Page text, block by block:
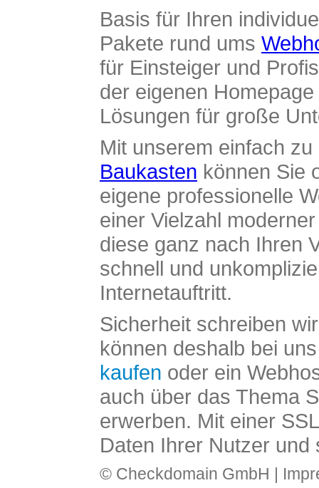
Basis für Ihren
Pakete rund ums
für Einsteiger und
der eigenen
Lösungen für große
Mit unserem einfach
Baukasten können Sie
eigene professionelle
einer Vielzahl
diese ganz nach Ihren
schnell und
Internetauftritt.
Sicherheit schreiben
können deshalb bei
kaufen oder ein
auch über das Thema
erwerben. Mit einer
Daten Ihrer Nutzer und
© Checkdomain GmbH |